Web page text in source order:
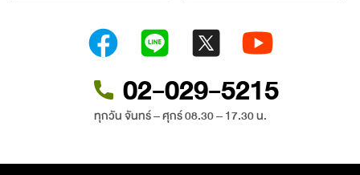
02-029-5215
ทุกวัน จันทร์ – ศุกร์ 08.30 – 17.30 น.